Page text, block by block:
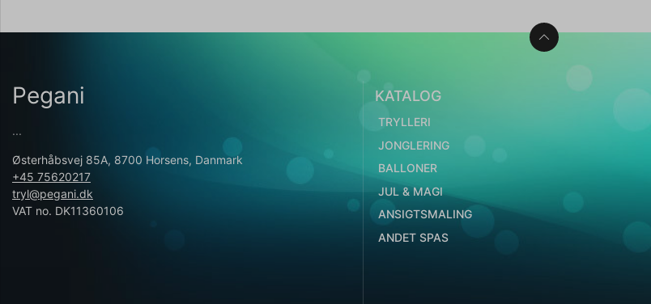
Pegani
...
Østerhåbsvej 85A, 8700 Horsens, Danmark
+45 75620217
tryl@pegani.dk
VAT no. DK11360106
KATALOG
TRYLLERI
JONGLERING
BALLONER
JUL & MAGI
ANSIGTSMALING
ANDET SPAS